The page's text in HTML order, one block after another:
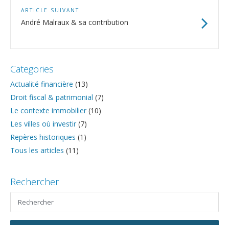
ARTICLE SUIVANT
André Malraux & sa contribution
Categories
Actualité financière (13)
Droit fiscal & patrimonial (7)
Le contexte immobilier (10)
Les villes où investir (7)
Repères historiques (1)
Tous les articles (11)
Rechercher